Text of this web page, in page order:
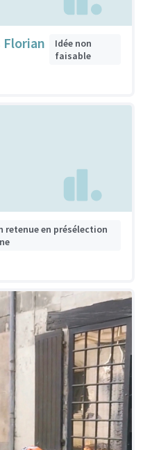
Florian
Idée non
faisable
retenue en présélection